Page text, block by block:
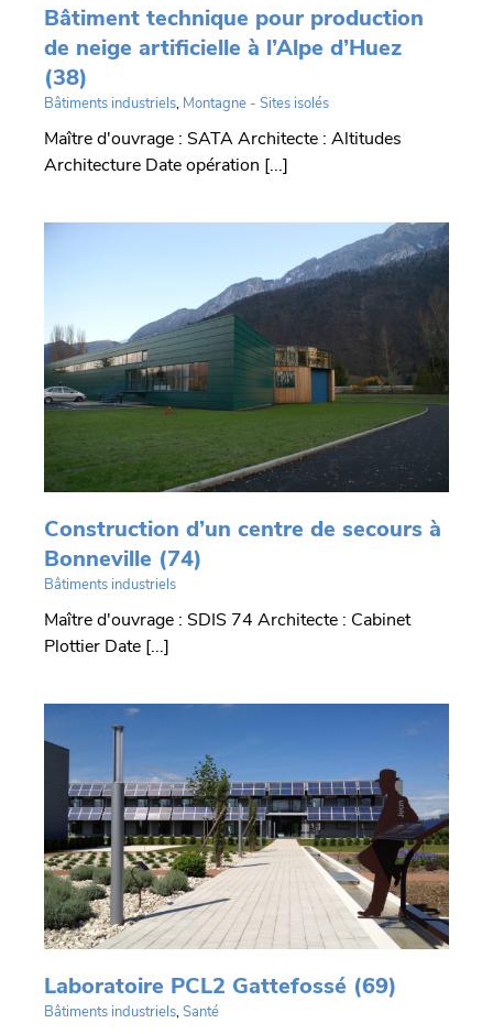
Bâtiment technique pour production
de neige artificielle à l’Alpe d’Huez
(38)
Bâtiments industriels, Montagne - Sites isolés
Maître d'ouvrage : SATA Architecte : Altitudes
Architecture Date opération [...]
Construction d’un centre de secours à
Bonneville (74)
Bâtiments industriels
Maître d'ouvrage : SDIS 74 Architecte : Cabinet
Plottier Date [...]
Laboratoire PCL2 Gattefossé (69)
Bâtiments industriels,Santé